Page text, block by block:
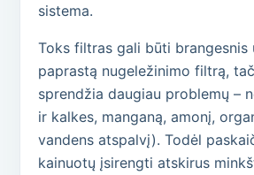
sistema.
Toks filtras gali būti brangesnis
paprastą nugeležinimo filtrą,
sprendžia daugiau problemų –
ir kalkes, manganą, amonį,
vandens atspalvį). Todėl
kainuotų įsirengti atskirus